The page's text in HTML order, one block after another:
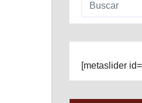
[metaslider